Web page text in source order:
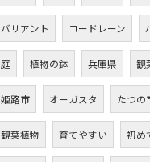
バリアント コードレーン
庭 植物の鉢 兵庫県 観
姫路市 オーガスタ たつの
観葉植物 育てやすい 初め